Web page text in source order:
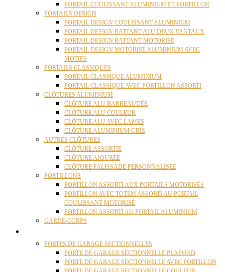
PORTAIL COULISSANT ALUMINIUM ET PORTILLON
PORTAILS DESIGN
PORTAIL DESIGN COULISSANT ALUMINIUM
PORTAIL DESIGN BATTANT ALU DEUX VANTAUX
PORTAIL DESIGN BATTANT MOTORISÉ
PORTAIL DESIGN MOTORISÉ ALUMINIUM AVEC
MOTIFS
PORTAILS CLASSIQUES
PORTAIL CLASSIQUE ALUMINIUM
PORTAIL CLASSIQUE AVEC PORTILLON ASSORTI
CLÔTURES ALUMINIUM
CLÔTURE ALU BARREAUDÉE
CLÔTURE ALU COULEUR
CLÔTURE ALU AVEC LAMES
CLÔTURE ALUMINIUM GRIS
AUTRES CLÔTURES
CLÔTURE ASSORTIE
CLÔTURE AJOURÉE
CLÔTURE PALISSADE PERSONNALISÉE
PORTILLONS
PORTILLON ASSORTI AUX PORTAILS MOTORISÉS
PORTILLON AVEC TOTEM ASSORTI AU PORTAIL
COULISSANT MOTORISÉ
PORTILLON ASSORTI AU PORTAIL ALUMINIUM
GARDE-CORPS
PORTES DE GARAGE SECTIONNELLES
PORTE DE GARAGE SECTIONNELLE PLAFOND
PORTE DE GARAGE SECTIONNELLE AVEC PORTILLON